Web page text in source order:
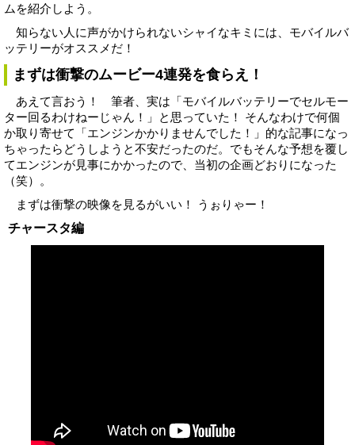
ムを紹介しよう。
知らない人に声がかけられないシャイなキミには、モバイルバ
ッテリーがオススメだ！
まずは衝撃のムービー4連発を食らえ！
あえて言おう！ 筆者、実は「モバイルバッテリーでセルモー
ター回るわけねーじゃん！」と思っていた！ そんなわけで何個
か取り寄せて「エンジンかかりませんでした！」的な記事になっ
ちゃったらどうしようと不安だったのだ。でもそんな予想を覆し
てエンジンが見事にかかったので、当初の企画どおりになった
（笑）。
まずは衝撃の映像を見るがいい！ うぉりゃー！
チャースタ編